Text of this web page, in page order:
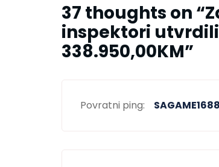
37 thoughts on “
inspektori utvrdili
338.950,00KM”
Povratni ping: